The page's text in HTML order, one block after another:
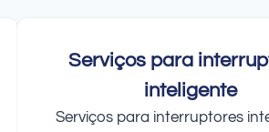
Serviços para
inteligente
Serviços para interruptores